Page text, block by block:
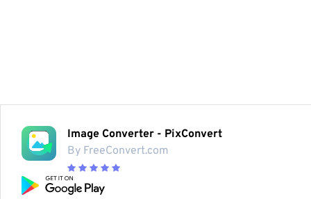
Image Converter - PixConvert
By FreeConvert.com